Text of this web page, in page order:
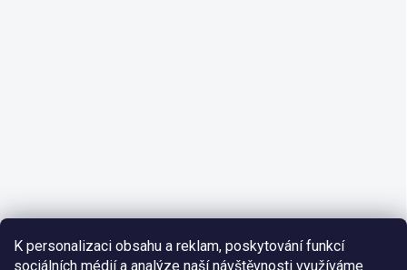
K personalizaci obsahu a reklam, poskytování funkcí
sociálních médií a analýze naší návštěvnosti využíváme